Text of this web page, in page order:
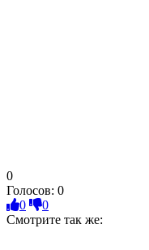
0
Голосов: 0
0
0
Смотрите так же: